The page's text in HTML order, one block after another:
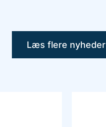
Læs flere nyheder